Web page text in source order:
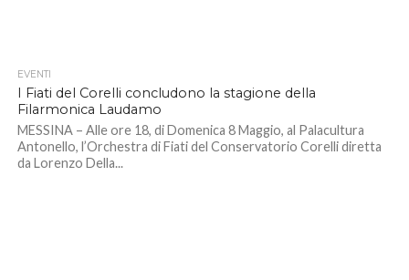
EVENTI
I Fiati del Corelli concludono la stagione della
Filarmonica Laudamo
MESSINA – Alle ore 18, di Domenica 8 Maggio, al Palacultura
Antonello, l’Orchestra di Fiati del Conservatorio Corelli diretta
da Lorenzo Della...